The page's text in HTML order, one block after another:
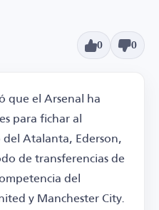
0 0
que el Arsenal ha
para fichar al
Atalanta, Ederson,
de transferencias de
del
y Manchester City.